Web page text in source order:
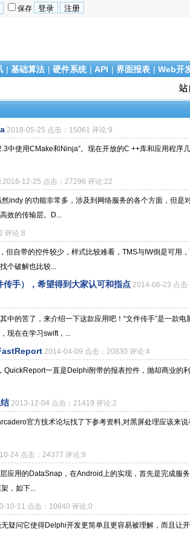
保存
| 基础算法 | 硬件系统 | API | 界面报表 | Web开
2018-05-25 点击：15061 评论:9
中使用CMake和Ninja”。现在开放的C ++库和应用程序几
2016-12-25 点击：27296 评论:22
indy 的功能非常多，涉及到网络服务的各个方面，但是
效的传输层。D...
评论:8
但自带的控件较少，样式比较难看，TMS与IW倒是可用
个破解也比较...
手），希望得到大家认可和指点 2014-06-23 点击
中的苦了，来介绍一下这款应用吧！“文件传手”是一款电
现在在学习swift，...
2014-04-09 点击：20830 评论:4
一直是Delphi附带的报表控件，抛却商业的利
2013-12-04 点击：21419 评论:2
官方技术论坛找了下参考资料,对黑屏处理应该来说
24 点击：24377 评论:9
应用的DataSnap，在Android上的实现，首先是完成服务
，如下...
10-11 点击：10640 评论:0
疑问它使得Delphi开发更简单且更容易被理解，而且让开